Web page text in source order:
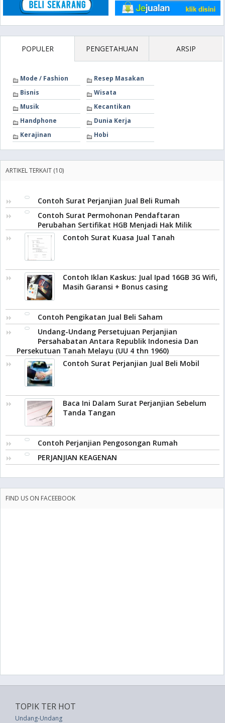
POPULER PENGETAHUAN ARSIP
Mode / Fashion
Resep Masakan
Bisnis
Wisata
Musik
Kecantikan
Handphone
Dunia Kerja
Kerajinan
Hobi
ARTIKEL TERKAIT (10)
Contoh Surat Perjanjian Jual Beli Rumah
Contoh Surat Permohonan Pendaftaran
Perubahan Sertifikat HGB Menjadi Hak Milik
Contoh Surat Kuasa Jual Tanah
Contoh Iklan Kaskus: Jual Ipad 16GB 3G Wifi,
Masih Garansi + Bonus casing
Contoh Pengikatan Jual Beli Saham
Undang-Undang Persetujuan Perjanjian
Persahabatan Antara Republik Indonesia Dan
Persekutuan Tanah Melayu (UU 4 thn 1960)
Contoh Surat Perjanjian Jual Beli Mobil
Baca Ini Dalam Surat Perjanjian Sebelum
Tanda Tangan
Contoh Perjanjian Pengosongan Rumah
PERJANJIAN KEAGENAN
FIND US ON FACEEBOOK
TOPIK TER HOT
Undang-Undang